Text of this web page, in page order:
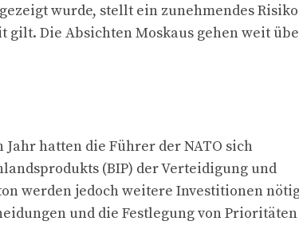
wurde, stellt ein zunehmendes Risiko
gilt. Die Absichten Moskaus gehen weit
hatten die Führer der NATO sich
(BIP) der Verteidigung und
werden jedoch weitere Investitionen
und die Festlegung von Prioritäten